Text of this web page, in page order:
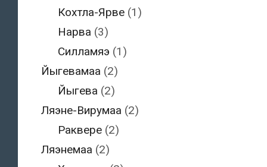
Кохтла-Ярве (1)
Нарва (3)
Силламяэ (1)
Йыгевамаа (2)
Йыгева (2)
Ляэне-Вирумаа (2)
Раквере (2)
Ляэнемаа (2)